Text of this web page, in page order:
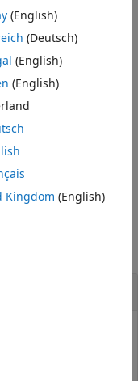
mex 仅支持 mexcuda
支持的主机编译器
使用指定的构建选项进
或覆盖默认的
mexcuda
(English)
(Deutsch)
(English)
(English)
Kingdom (English)